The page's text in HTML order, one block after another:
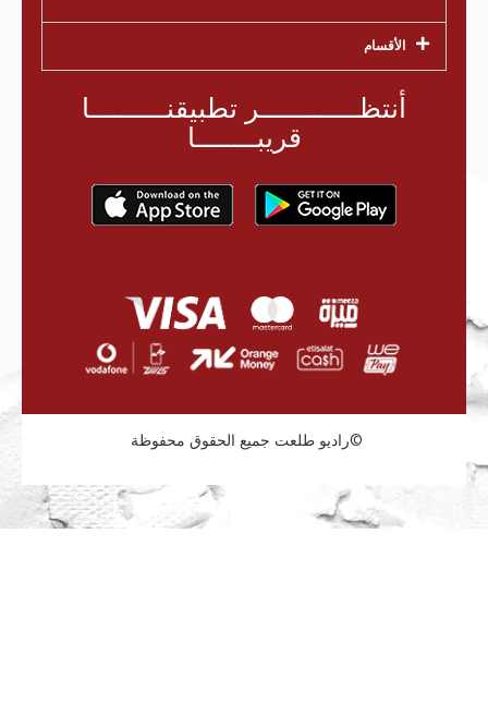
أنتظـــــــــــــر تطبيقنــــــــــا
قريبــــــــا
الأقسام
راديو طلعت جميع الحقوق محفوظة©